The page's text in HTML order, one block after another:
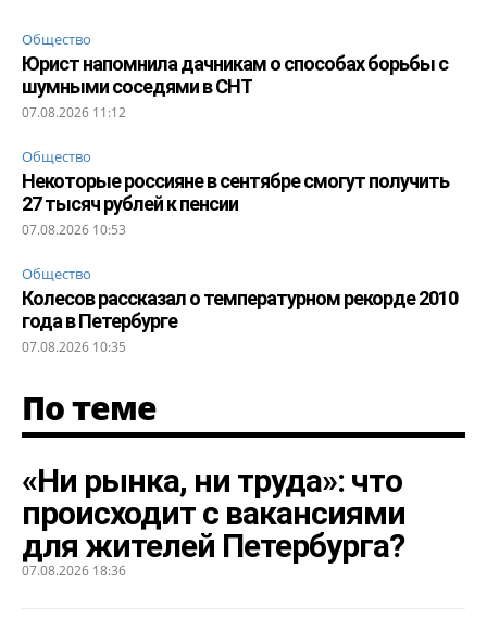
Общество
Юрист напомнила дачникам о способах борьбы с
шумными соседями в СНТ
07.08.2026 11:12
Общество
Некоторые россияне в сентябре смогут получить
27 тысяч рублей к пенсии
07.08.2026 10:53
Общество
Колесов рассказал о температурном рекорде 2010
года в Петербурге
07.08.2026 10:35
По теме
«Ни рынка, ни труда»: что
происходит с вакансиями
для жителей Петербурга?
07.08.2026 18:36